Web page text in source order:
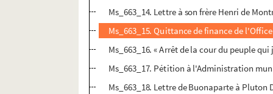
Ms_663_14. Lettre à son frère Henri de
Ms_663_15. Quittance de finance de
Ms_663_16. « Arrêt de la cour du peuple
Ms_663_17. Pétition à l'Administration
Ms_663_18. Lettre de Buonaparte à Pluton